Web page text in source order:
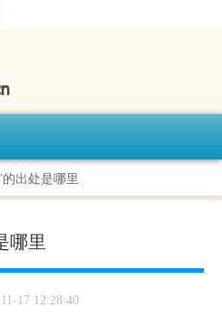
出处是哪里
哪里
17 12:28:40